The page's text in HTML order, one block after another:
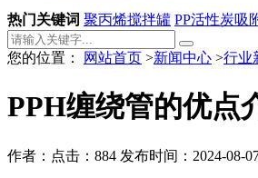
热门关键词 聚丙烯搅拌罐 PP活性炭吸
您的位置： 网站首页 >新闻中心 >行业
PPH缠绕管的优点
作者： 点击：884 发布时间：2024-08-